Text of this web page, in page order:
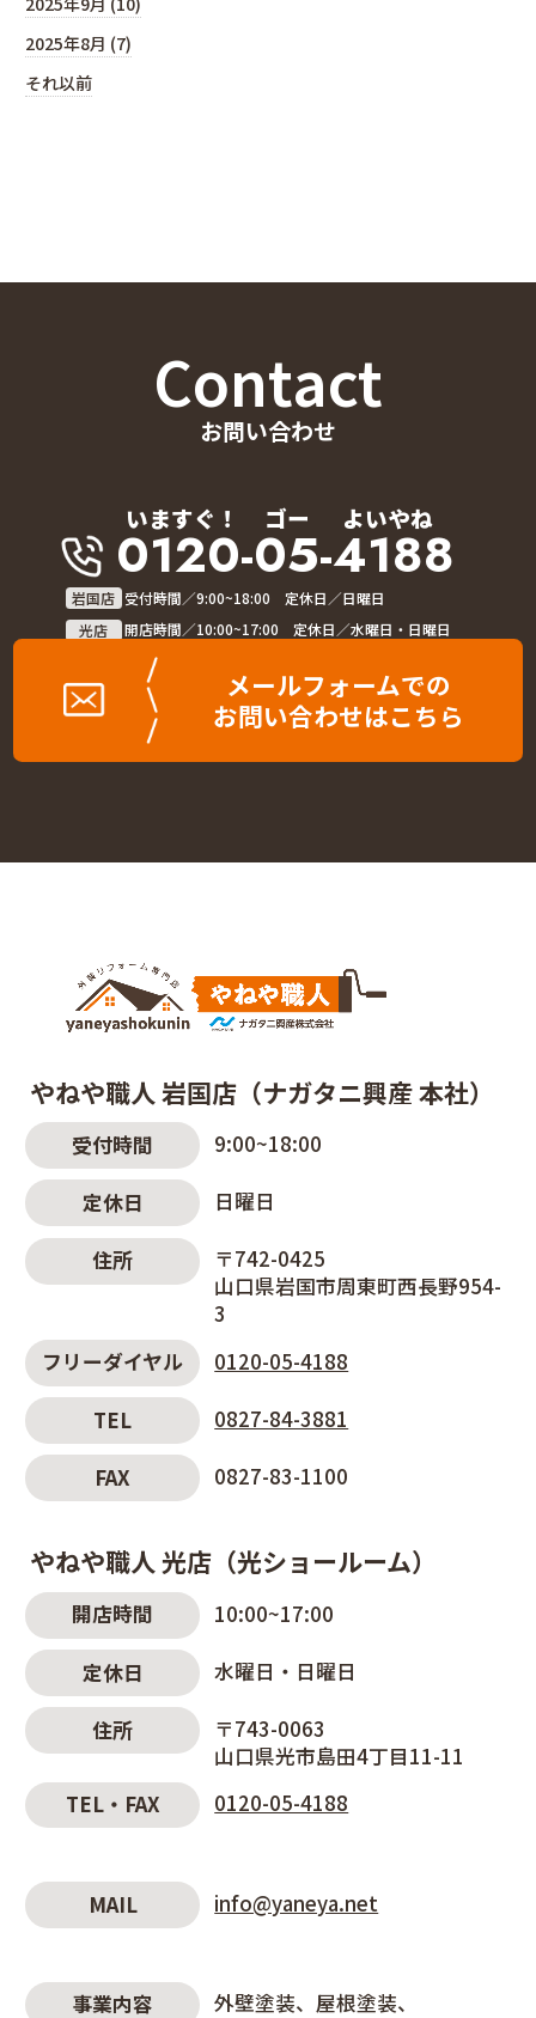
2025年8月 (7)
それ以前
Contact
お問い合わせ
いますぐ！ ゴー よいやね
0120-05-4188
岩国店 受付時間／9:00~18:00 定休日／日曜日
光店
開店時間／10:00~17:00 定休日／水曜日・日曜日
メールフォームでの
お問い合わせはこちら
やねや職人 岩国店（ナガタニ興産 本社）
受付時間 9:00~18:00
定休日 日曜日
住所
〒742-0425
山口県岩国市周東町西長野954-
3
フリーダイヤル
0120-05-4188
TEL 0827-84-3881
FAX 0827-83-1100
やねや職人 光店（光ショールーム）
開店時間 10:00~17:00
定休日 水曜日・日曜日
住所
〒743-0063
山口県光市島田4丁目11-11
TEL・FAX
0120-05-4188
MAIL info@yaneya.net
事業内容 外壁塗装
屋根塗装